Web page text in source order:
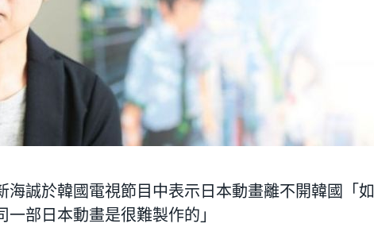
海誠於韓國電視節目中表示日本動畫離不開韓國「如
部日本動畫是很難製作的」